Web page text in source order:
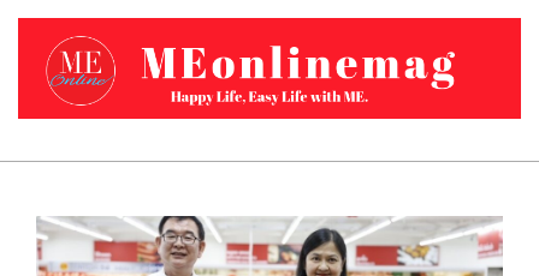
Skip
content
Primary
Menu